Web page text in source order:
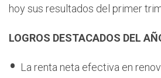
hoy sus resultados del primer
LOGROS DESTACADOS DEL
La renta neta efectiva en